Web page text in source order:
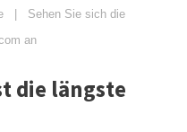
Sehen Sie sich die
an
die längste